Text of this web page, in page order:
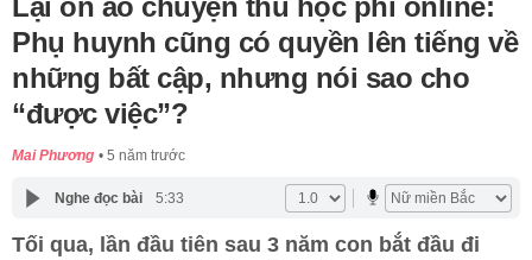
Lại ồn ào chuyện thu học phí online:
Phụ huynh cũng có quyền lên tiếng về
những bất cập, nhưng nói sao cho
“được việc”?
Mai Phương 5 năm trước
Nghe đọc bài 5:33
Tối qua, lần đầu tiên sau 3 năm con bắt đầu đi